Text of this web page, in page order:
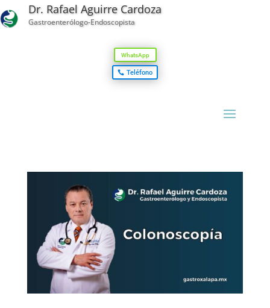
Dr. Rafael Aguirre Cardoza
Gastroenterólogo-Endoscopista
WhatsApp
Teléfono